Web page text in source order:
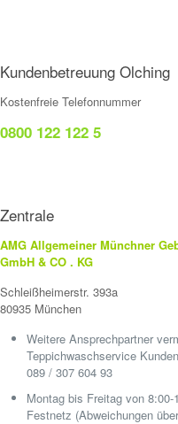
Kundenbetreuung Olching
Kostenfreie Telefonnummer
0800 122 122 5
Zentrale
AMG Allgemeiner Münchner
GmbH & CO . KG
Schleißheimerstr. 393a
80935 München
Weitere Ansprechpartner
Teppichwaschservice
089 / 307 604 93
Montag bis Freitag von
Festnetz (Abweichungen